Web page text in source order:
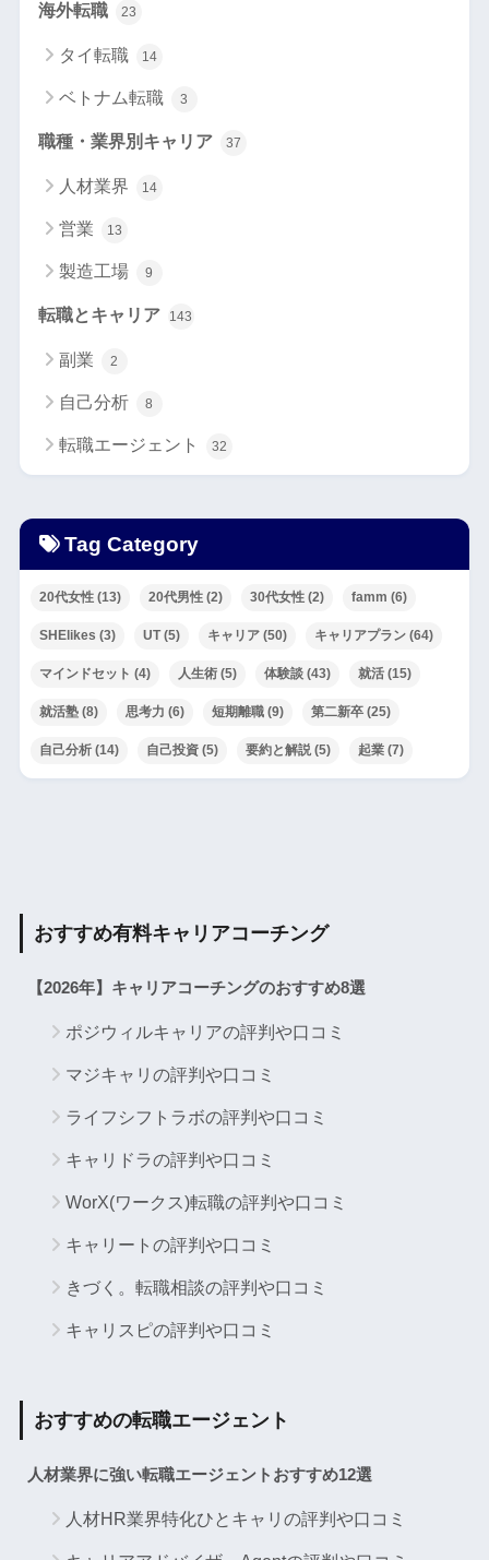
海外転職 23
タイ転職 14
ベトナム転職 3
職種・業界別キャリア 37
人材業界 14
営業 13
製造工場 9
転職とキャリア 143
副業 2
自己分析 8
転職エージェント 32
Tag Category
20代女性(13) 20代男性(2) 30代女性(2) famm (6)
SHElikes (3) UT(5) キャリア(50) キャリアプラン(64)
マインドセット (4) 人生術(5) 体験談(43) 就活(15)
就活塾(8) 思考力 (6) 短期離職(9) 第二新卒(25)
自己分析(14) 自己投資(5) 要約と解説(5) 起業(7)
おすすめ有料キャリアコーチング
【2026年】キャリアコーチングのおすすめ8選
ポジウィルキャリアの評判や口コミ
マジキャリの評判や口コミ
ライフシフトラボの評判や口コミ
キャリドラの評判や口コミ
WorX(ワークス)転職の評判や口コミ
キャリートの評判や口コミ
きづく。転職相談の評判や口コミ
キャリスピの評判や口コミ
おすすめの転職エージェント
人材業界に強い転職エージェントおすすめ12選
人材HR業界特化ひとキャリの評判や口コミ